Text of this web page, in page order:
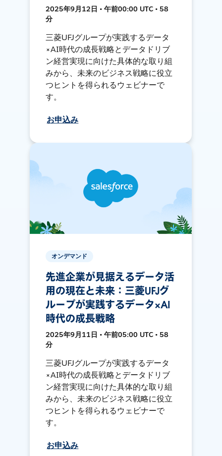
2025年9月12日 • 午前00:00 UTC • 58
分
三菱UFJグループが実践するデータ
×AI時代の成長戦略とデータドリブ
ン経営実現に向けた具体的な取り組
みから、未来のビジネス戦略に役立
つヒントを得られるウェビナーで
す。
お申込み
オンデマンド
先進企業が見据えるデータ活
用の現在と未来：三菱UFJグ
ループが実践するデータ×AI
時代の成長戦略
2025年9月11日 • 午前05:00 UTC • 58
分
三菱UFJグループが実践するデータ
×AI時代の成長戦略とデータドリブ
ン経営実現に向けた具体的な取り組
みから、未来のビジネス戦略に役立
つヒントを得られるウェビナーで
す。
お申込み